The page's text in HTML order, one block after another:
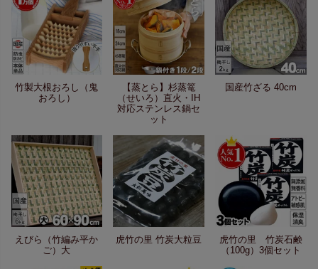
竹製大根おろし（鬼
おろし）
【蒸とら】杉蒸篭
（せいろ）直火・IH
対応ステンレス鍋セ
ット
国産竹ざる 40cm
えびら（竹編み平か
ご）大
虎竹の里 竹炭大粒豆
虎竹の里 竹炭石鹸
（100g）3個セット